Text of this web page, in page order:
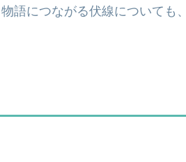
語につながる伏線についても